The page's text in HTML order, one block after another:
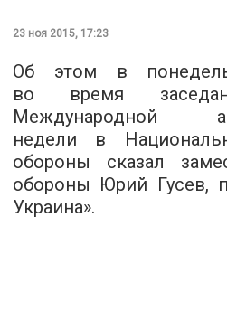
23 ноя 2015, 17:23
Об этом в
во время
Международной
недели в
обороны сказал
обороны Юрий Гусев,
Украина».